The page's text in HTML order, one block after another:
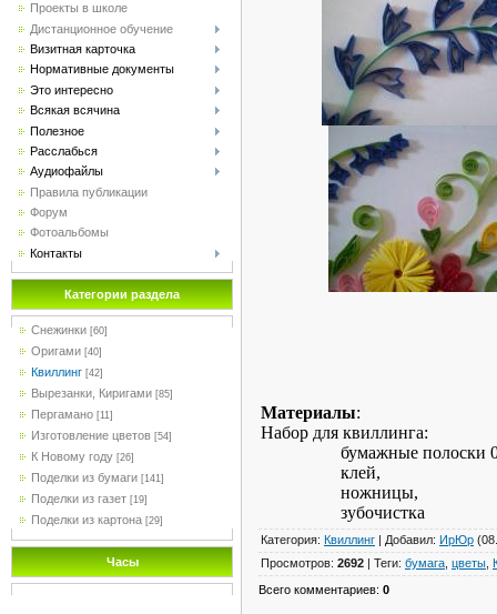
Проекты в школе
Дистанционное обучение
Визитная карточка
Нормативные документы
Это интересно
Всякая всячина
Полезное
Расслабься
Аудиофайлы
Правила публикации
Форум
Фотоальбомы
Контакты
Категории раздела
Снежинки [60]
Оригами [40]
Квиллинг [42]
Вырезанки, Киригами [85]
Пергамано [11]
Изготовление цветов [54]
К Новому году [26]
Поделки из бумаги [141]
Поделки из газет [19]
Поделки из картона [29]
Часы
Материалы:
Набор для квиллинга:
бумажные полоски
клей,
ножницы,
зубочистка
Категория: Квиллинг | Добавил: ИрЮр
Просмотров: 2692 | Теги: бумага цветы
Всего комментариев: 0